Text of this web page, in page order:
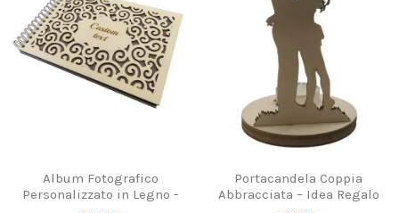
Album Fotografico
Personalizzato in Legno -
Portacandela Coppia
Abbracciata – Idea Regalo